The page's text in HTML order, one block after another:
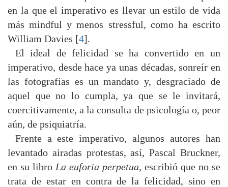
en la que el imperativo es llevar un estilo de vida
más mindful y menos stressful, como ha escrito
William Davies [4].
El ideal de felicidad se ha convertido en un
imperativo, desde hace ya unas décadas, sonreír en
las fotografías es un mandato y, desgraciado de
aquel que no lo cumpla, ya que se le invitará,
coercitivamente, a la consulta de psicología o, peor
aún, de psiquiatría.
Frente a este imperativo, algunos autores han
levantado airadas protestas, así, Pascal Bruckner,
en su libro La euforia perpetua, escribió que no se
trata de estar en contra de la felicidad, sino en